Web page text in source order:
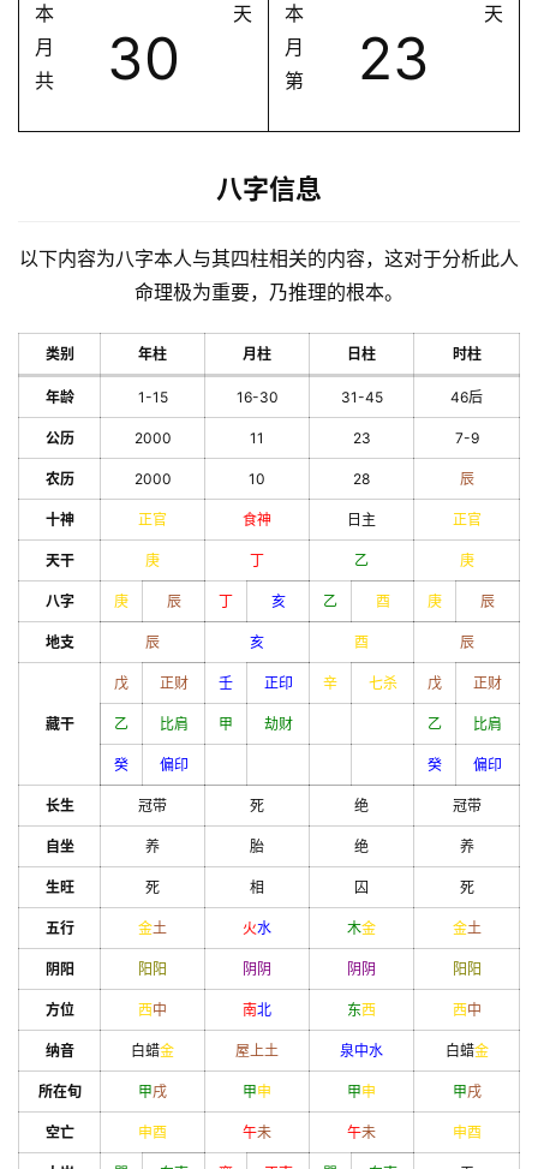
本
月
共
30
天
本
月
第
23
天
八字信息
以下内容为八字本人与其四柱相关的内容，这对于分析此人
命理极为重要，乃推理的根本。
类别 年柱 月柱 日柱 时柱
年龄 1-15 16-30 31-45 46后
公历 2000 11 23 7-9
农历 2000 10 28 辰
十神 正官 食神 日主 正官
天干 庚 丁 乙 庚
八字 庚 辰 丁 亥 乙 酉 庚 辰
地支 辰 亥 酉 辰
藏干
戊 正财 壬 正印 辛 七杀 戊 正财
乙 比肩 甲 劫财 乙 比肩
癸 偏印 癸 偏印
长生 冠带 死 绝 冠带
自坐 养 胎 绝 养
生旺 死 相 囚 死
五行 金土 火水 木金 金土
阴阳 阳 阳 阴 阴 阴 阴 阳 阳
方位 西中 南北 东西 西中
纳音 白蜡金 屋上土 泉中水 白蜡金
所在旬 甲戌 甲申 甲申 甲戌
空亡 申酉 午未 午未 申酉